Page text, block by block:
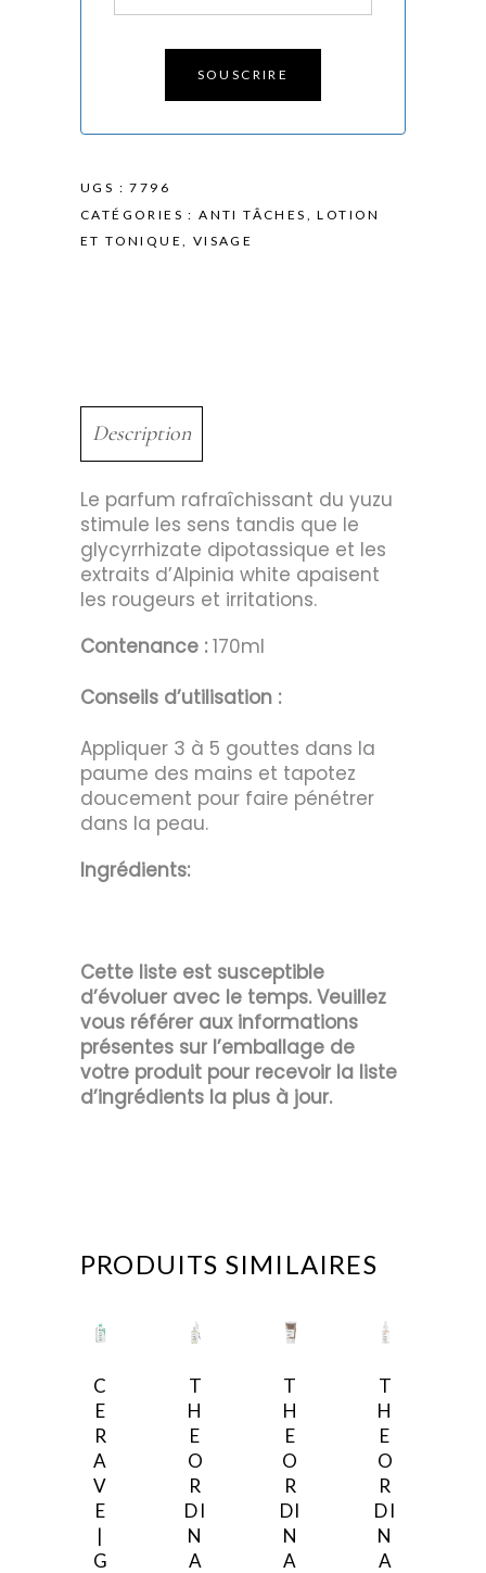
SOUSCRIRE
UGS :7796
CATÉGORIES :ANTI TÂCHES ,LOTION
ET TONIQUE, VISAGE
Description
Le parfum rafraîchissant du yuzu
stimule les sens tandis que le
glycyrrhizate dipotassique et les
extraits d’Alpinia white apaisent
les rougeurs et irritations.
Contenance :170ml
Conseils d’utilisation :
Appliquer 3 à 5 gouttes dans la
paume des mains et tapotez
doucement pour faire pénétrer
dans la peau.
Ingrédients:
Cette liste est susceptible
d’évoluer avec le temps. Veuillez
vous référer aux informations
présentes sur l’emballage de
votre produit pour recevoir la liste
d’ingrédients la plus à jour.
PRODUITS SIMILAIRES
C
E
R
A
V
E
|
G
T
H
E
O
R
DI
N
A
T
H
E
O
R
DI
N
A
T
H
E
O
R
DI
N
A